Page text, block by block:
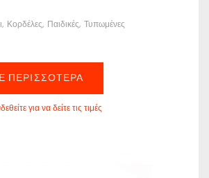
Κορδέλες Παιδικές Τυπωμένες
ΠΕΡΙΣΣΌΤΕΡΑ
για να δείτε τις τιμές